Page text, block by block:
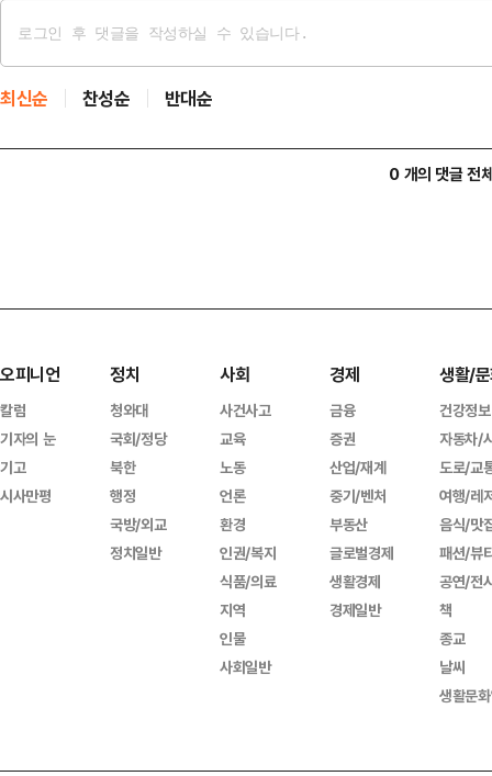
최신순 찬성순 반대순
0 개의 댓글 전
오피니언
칼럼
기자의 눈
기고
시사만평
정치
청와대
국회/정당
북한
행정
국방/외교
정치일반
사회
사건사고
교육
노동
언론
환경
인권/복지
식품/의료
지역
인물
사회일반
경제
금융
증권
산업/재계
중기/벤처
부동산
글로벌경제
생활경제
경제일반
생활/
건강정보
자동차/
도로/교
여행/레
음식/맛
패션/뷰
공연/전
책
종교
날씨
생활문